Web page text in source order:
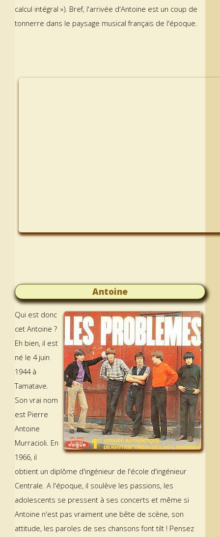
calcul intégral »). Bref, l'arrivée d'Antoine est un coup de
tonnerre dans le paysage musical français de l'époque.
Antoine
Qui est donc
cet Antoine ?
Eh bien, il est
né le 4 juin
1944 à
Tamatave.
Son vrai nom
est Pierre
Antoine
Murracioli. En
1966, il
obtient un diplôme d'ingénieur de l'école d'ingénieur
Centrale. A l'époque, il soulève les passions, les
adolescents se pressent à ses concerts et même si
Antoine n'est pas vraiment une bête de scène, son
attitude, les paroles de ses chansons font tilt ! Pensez